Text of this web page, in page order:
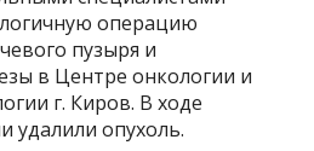
операцию
пузыря и
в Центре онкологии и
г. Киров. В ходе
удалили опухоль.